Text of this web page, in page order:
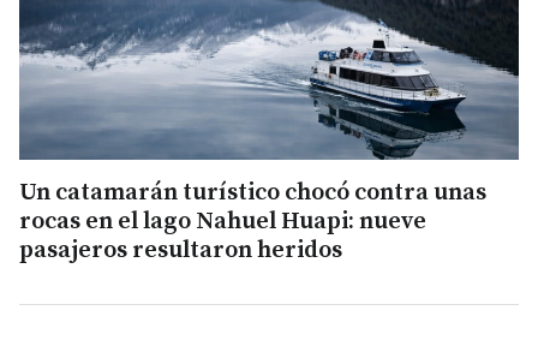
Un catamarán turístico chocó contra unas
rocas en el lago Nahuel Huapi: nueve
pasajeros resultaron heridos